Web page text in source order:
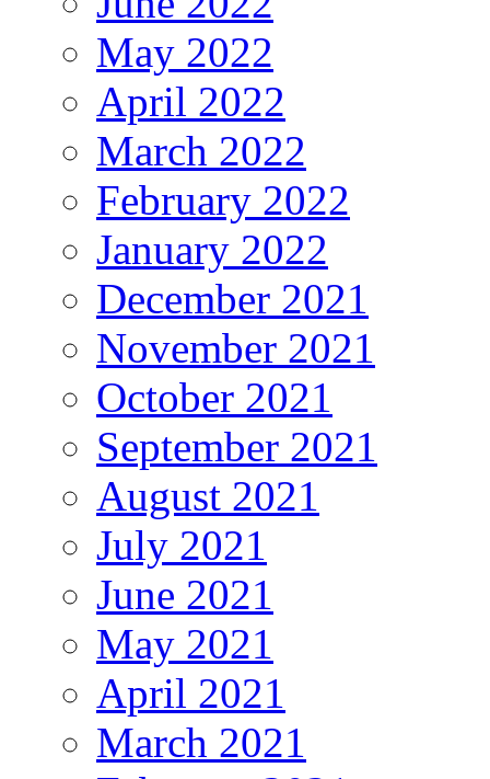
May 2022
April 2022
March 2022
February 2022
January 2022
December 2021
November 2021
October 2021
September 2021
August 2021
July 2021
June 2021
May 2021
April 2021
March 2021